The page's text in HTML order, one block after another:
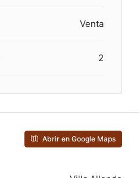
Venta
2
Abrir en Google Maps